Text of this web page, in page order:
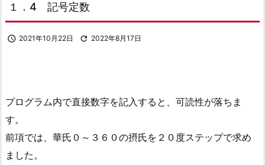
１．4 記号定数
 2021年10月22日  2022年8月17日
プログラム内で直接数字を記入すると、可読性が落ちま
す。
前項では、華氏０～３６０の摂氏を２０度ステップで求め
ました。